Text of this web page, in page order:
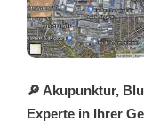
🔎 Akupunktur,
Experte in Ihrer